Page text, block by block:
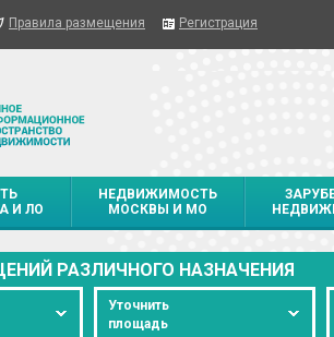
Правила размещения Регистрация
И ЛО
НЕДВИЖИМОСТЬ
МОСКВЫ И МО
РАЗЛИЧНОГО НАЗНАЧЕНИЯ
Уточнить
площадь